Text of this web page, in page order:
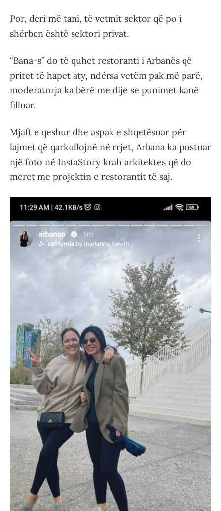
Por, deri më tani, të vetmit sektor që po i
shërben është sektori privat.
“Bana-s” do të quhet restoranti i Arbanës që
pritet të hapet aty, ndërsa vetëm pak më parë,
moderatorja ka bërë me dije se punimet kanë
filluar.
Mjaft e qeshur dhe aspak e shqetësuar për
lajmet që qarkullojnë në rrjet, Arbana ka postuar
një foto në InstaStory krah arkitektes që do
meret me projektin e restorantit të saj.